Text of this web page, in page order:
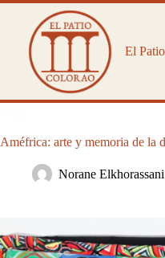
Saltar
contenido
El
Améfrica: arte y memoria de la
Norane Elkhorassani